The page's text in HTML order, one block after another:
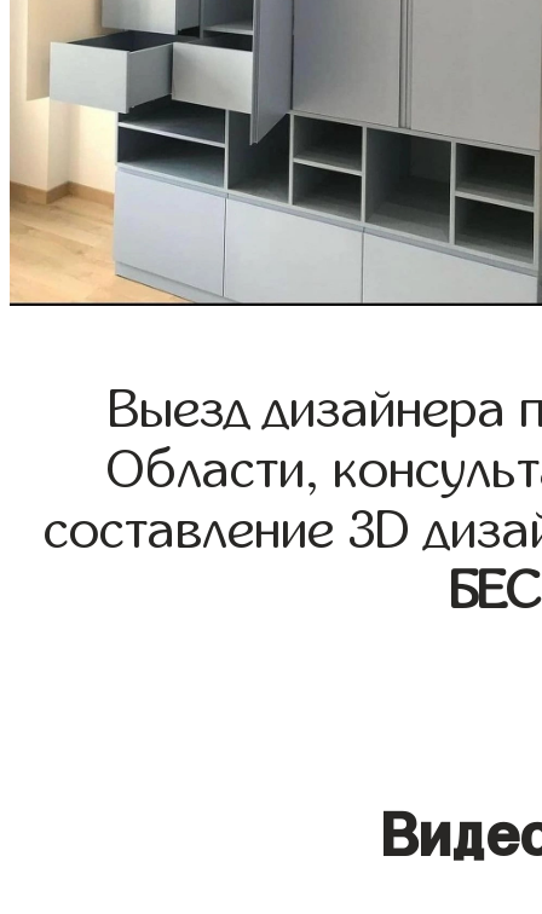
Выезд дизайнера
Области,
составление 3D